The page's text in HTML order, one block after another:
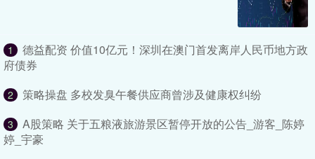
1
德益配资 价值10亿元！深圳在澳门首发离岸人民币地方政
府债券
2 策略操盘 多校发臭午餐供应商曾涉及健康权纠纷
3
A股策略 关于五粮液旅游景区暂停开放的公告_游客_陈婷
婷_宇豪